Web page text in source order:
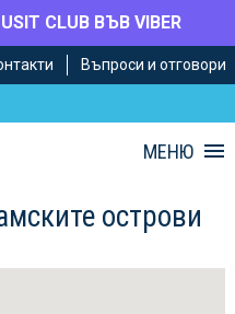
CLUB ВЪВ VIBER
Въпроси и отговори
МЕНЮ
острови